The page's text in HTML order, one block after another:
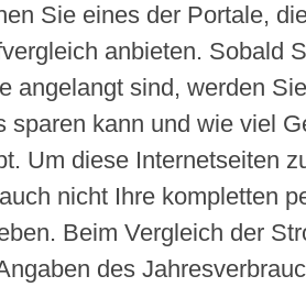
Sie eines der Portale,
anbieten. Sobald
angelangt sind, werden
sparen kann und wie viel
Um diese Internetseiten
nicht Ihre kompletten
Beim Vergleich der
des